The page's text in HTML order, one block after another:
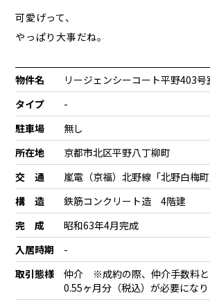
可愛げって、
やっぱり大事だね。
物件名
リージェンシーコート平野403号
タイプ
-
駐車場
無し
所在地
京都市北区平野八丁柳町
交 通
嵐電（京福）北野線「北野白梅
構 造
鉄筋コンクリート造 4階建
完 成
昭和63年4月完成
入居時期
-
取引態様
仲介 ※成約の際、仲介手数料と
0.55ヶ月分（税込）が必要になり